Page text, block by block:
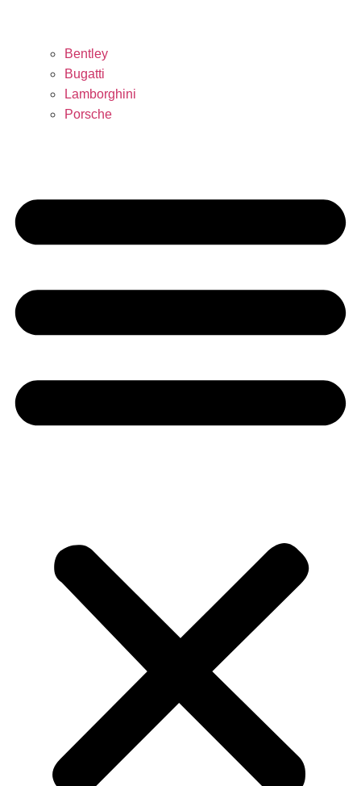
Bentley
Bugatti
Lamborghini
Porsche